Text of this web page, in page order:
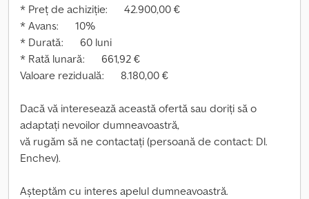
* Preț de achiziție: 42.900,00 €
* Avans: 10%
* Durată: 60 luni
* Rată lunară: 661,92 €
Valoare reziduală: 8.180,00 €
Dacă vă interesează această ofertă sau doriți să o
adaptați nevoilor dumneavoastră,
vă rugăm să ne contactați (persoană de contact: Dl.
Enchev).
Așteptăm cu interes apelul dumneavoastră.